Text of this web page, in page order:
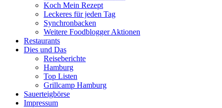
Koch Mein Rezept
Leckeres für jeden Tag
Synchronbacken
Weitere Foodblogger Aktionen
Restaurants
Dies und Das
Reiseberichte
Hamburg
Top Listen
Grillcamp Hamburg
Sauerteigbörse
Impressum